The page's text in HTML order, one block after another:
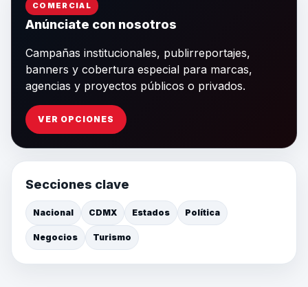
COMERCIAL
Anúnciate con nosotros
Campañas institucionales, publirreportajes,
banners y cobertura especial para marcas,
agencias y proyectos públicos o privados.
VER OPCIONES
Secciones clave
Nacional CDMX Estados Política
Negocios Turismo